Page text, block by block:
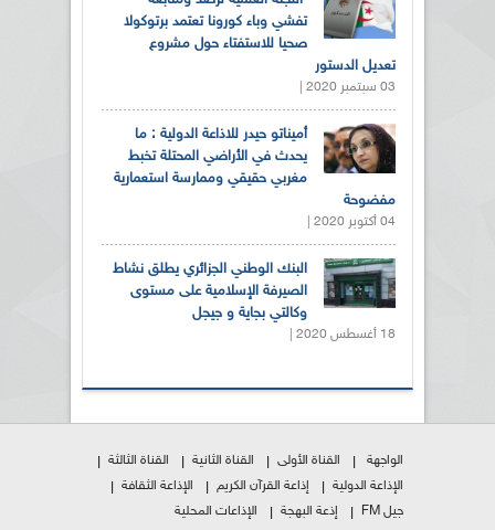
تفشي وباء كورونا تعتمد برتوكولا
صحيا للاستفتاء حول مشروع
تعديل الدستور
03 سبتمبر 2020 |
أميناتو حيدر للاذاعة الدولية : ما
يحدث في الأراضي المحتلة تخبط
مغربي حقيقي وممارسة استعمارية
مفضوحة
04 أكتوبر 2020 |
البنك الوطني الجزائري يطلق نشاط
الصيرفة الإسلامية على مستوى
وكالتي بجاية و جيجل
18 أغسطس 2020 |
الواجهة القناة الأولى القناة الثانية
القناة الثالثة
الإذاعة الدولية
إذاعة القرآن الكريم
الإذاعة الثقافة
جيل FM
إذعة البهجة
الإذاعات المحلية